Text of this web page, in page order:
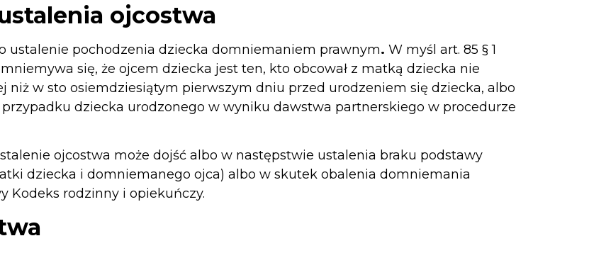
ojcostwa
ustalenie pochodzenia dziecka domniemaniem prawnym. W myśl art. 85 § 1
się, że ojcem dziecka jest ten, kto obcował z matką dziecka nie
niż w sto osiemdziesiątym pierwszym dniu przed urodzeniem się dziecka, albo
dziecka urodzonego w wyniku dawstwa partnerskiego w procedurze
ojcostwa może dojść albo w następstwie ustalenia braku podstawy
dziecka i domniemanego ojca) albo w skutek obalenia domniemania
Kodeks rodzinny i opiekuńczy.